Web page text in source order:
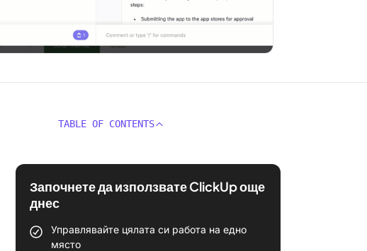
TABLE OF CONTENTS
Започнете да използвате ClickUp още
днес
Управлявайте цялата си работа на едно
място